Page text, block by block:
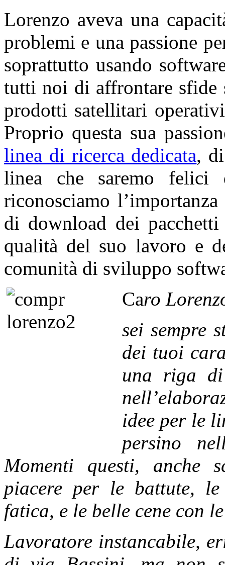
Lorenzo aveva una
problemi e una passione
soprattutto usando
tutti noi di affrontare sfide
prodotti satellitari
Proprio questa sua
linea di ricerca dedicata,
linea che saremo felici
riconosciamo
di download dei
qualità del suo lavoro e
comunità di sviluppo
Caro
sei sempre
dei tuoi
una riga
idee per le
persino
Momenti questi, anche
piacere per le battute,
fatica, e le belle cene con
Lavoratore instancabile,